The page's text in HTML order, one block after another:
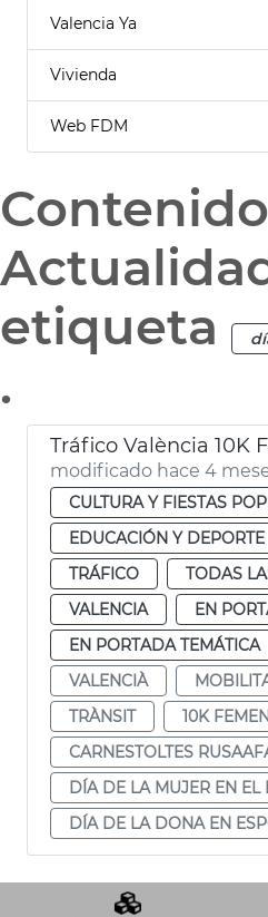
Valencia Ya
Vivienda
Web FDM
etiqueta
.
modificado hace 4
CULTURA Y FIESTAS
EDUCACIÓN Y DEPORTE
TRÁFICO
TODAS
VALENCIA
EN
EN PORTADA TEMÁTICA
VALENCIÀ
TRÀNSIT
10K
CARNESTOLTES
DÍA DE LA MUJER EN EL
DÍA DE LA DONA EN